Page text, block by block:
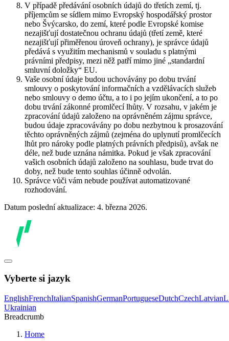
V případě předávání osobních údajů do třetích zemí, tj.
příjemcům se sídlem mimo Evropský hospodářský prostor
nebo Švýcarsko, do zemí, které podle Evropské komise
nezajišťují dostatečnou ochranu údajů (třetí země, které
nezajišťují přiměřenou úroveň ochrany), je správce údajů
předává s využitím mechanismů v souladu s platnými
právními předpisy, mezi něž patří mimo jiné „standardní
smluvní doložky“ EU.
Vaše osobní údaje budou uchovávány po dobu trvání
smlouvy o poskytování informačních a vzdělávacích služeb
nebo smlouvy o demo účtu, a to i po jejím ukončení, a to po
dobu trvání zákonné promlčecí lhůty. V rozsahu, v jakém je
zpracování údajů založeno na oprávněném zájmu správce,
budou údaje zpracovávány po dobu nezbytnou k prosazování
těchto oprávněných zájmů (zejména do uplynutí promlčecích
lhůt pro nároky podle platných právních předpisů), avšak ne
déle, než bude uznána námitka. Pokud je však zpracování
vašich osobních údajů založeno na souhlasu, bude trvat do
doby, než bude tento souhlas účinně odvolán.
Správce vůči vám nebude používat automatizované
rozhodování.
Datum poslední aktualizace: 4. března 2026.
Vyberte si jazyk
EnglishFrenchItalianSpanishGermanPortugueseDutchCzechLatvian
Ukrainian
Breadcrumb
Home